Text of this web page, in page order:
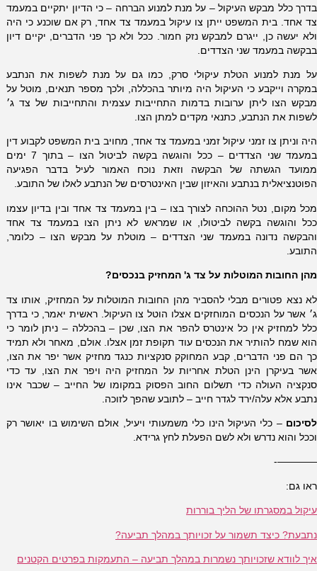
בדרך כלל מבקש העיקול – על מנת למנוע הברחה – כי הדיון יתקיים במעמד
צד אחד. בית המשפט ייתן צו עיקול במעמד צד אחד, רק אם שוכנע כי היה
ולא יעשה כן, ייגרם למבקש נזק חמור. ככל ולא כך פני הדברים, יקיים דיון
בבקשה במעמד שני הצדדים.
על מנת למנוע הטלת עיקולי סרק, כמו גם על מנת לשפות את הנתבע
במקרה וייקבע כי העיקול היה מיותר בהכללה, ולכך מספר תנאים, מוטל על
מבקש הצו ליתן ערובות בדמות התחייבות עצמית והתחייבות של צד ג׳
לשפות את הנתבע, כתנאי מקדים למתן הצו.
היה וניתן צו זמני עיקול זמני במעמד צד אחד, מחויב בית המשפט לקבוע דין
במעמד שני הצדדים – ככל והוגשה בקשה לביטול הצו – בתוך 7 ימים
ממועד הגשתה של הבקשה וזאת נוכח האמור לעיל בדבר הפגיעה
הפוטנציאלית בנתבע והאיזון שבין האינטרסים של הנתבע לאלו של התובע.
מכל מקום, נטל ההוכחה לצורך בצו – בין במעמד צד אחד ובין בדיון עצמו
ככל והוגשה בקשה לביטולו, או שמראש לא ניתן הצו במעמד צד אחד
והבקשה נדונה במעמד שני הצדדים – מוטלת על מבקש הצו – כלומר,
התובע.
מהן החובות המוטלות על צד ג' המחזיק בנכסים?
לא נצא פטורים מבלי להסביר מהן החובות המוטלות על המחזיק, אותו צד
ג׳ אשר על הנכסים המוחזקים אצלו הוטל צו העיקול. ראשית יאמר, כי בדרך
כלל למחזיק אין כל אינטרס להפר את הצו, שכן – בהכללה – ניתן לומר כי
הוא שמח להותיר את הנכסים עוד תקופת זמן אצלו. אולם, מאחר ולא תמיד
כך הם פני הדברים, קבע המחוקק סנקציות כנגד מחזיק אשר יפר את הצו,
אשר בעיקרן הינן הטלת אחריות על המחזיק היה ויפר את הצו, עד כדי
סנקציה העולה כדי תשלום החוב הפסוק במקומו של החייב – שכבר אינו
נתבע אלא עלה/ירד לגדר חייב – לתובע שהפך לזוכה.
לסיכום – כלי העיקול הינו כלי משמעותי ויעיל, אולם השימוש בו יאושר רק
וככל והוא נדרש ולא לשם הפעלת לחץ גרידא.
————-
ראו גם:
עיקול במסגרתו של הליך בוררות
נתבעת? כיצד תשמור על זכויותך במהלך תביעה?
איך לוודא שזכויותך נשמרות במהלך תביעה – התעמקות בפרטים הקטנים